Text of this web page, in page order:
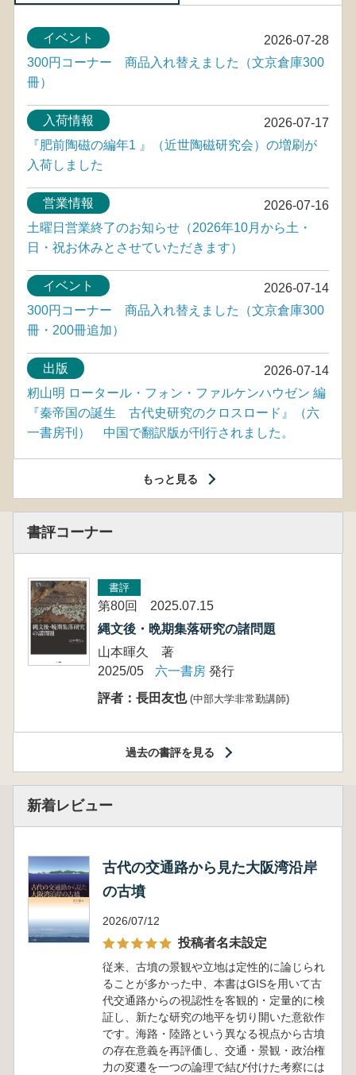
2026-07-28
イベント
300円コーナー 商品入れ替えました（文京倉庫300
冊）
2026-07-17
入荷情報
『肥前陶磁の編年1 』（近世陶磁研究会）の増刷が
入荷しました
2026-07-16
営業情報
土曜日営業終了のお知らせ（2026年10月から土・
日・祝お休みとさせていただきます）
2026-07-14
イベント
300円コーナー 商品入れ替えました（文京倉庫300
冊・200冊追加）
2026-07-14
出版
籾山明 ロータール・フォン・ファルケンハウゼン 編
『秦帝国の誕生 古代史研究のクロスロード』（六
一書房刊） 中国で翻訳版が刊行されました。
もっと見る
書評コーナー
書評
第80回 2025.07.15
縄文後・晩期集落研究の諸問題
山本暉久 著
2025/05
六一書房 発行
評者：長田友也 (中部大学非常勤講師)
過去の書評を見る
新着レビュー
古代の交通路から見た大阪湾沿岸
の古墳
2026/07/12
投稿者名未設定
従来、古墳の景観や立地は定性的に論じられ
ることが多かった中、本書はGISを用いて古
代交通路からの視認性を客観的・定量的に検
証し、新たな研究の地平を切り開いた意欲作
です。海路・陸路という異なる視点から古墳
の存在意義を再評価し、交通・景観・政治権
力の変遷を一つの論理で結び付けた考察には